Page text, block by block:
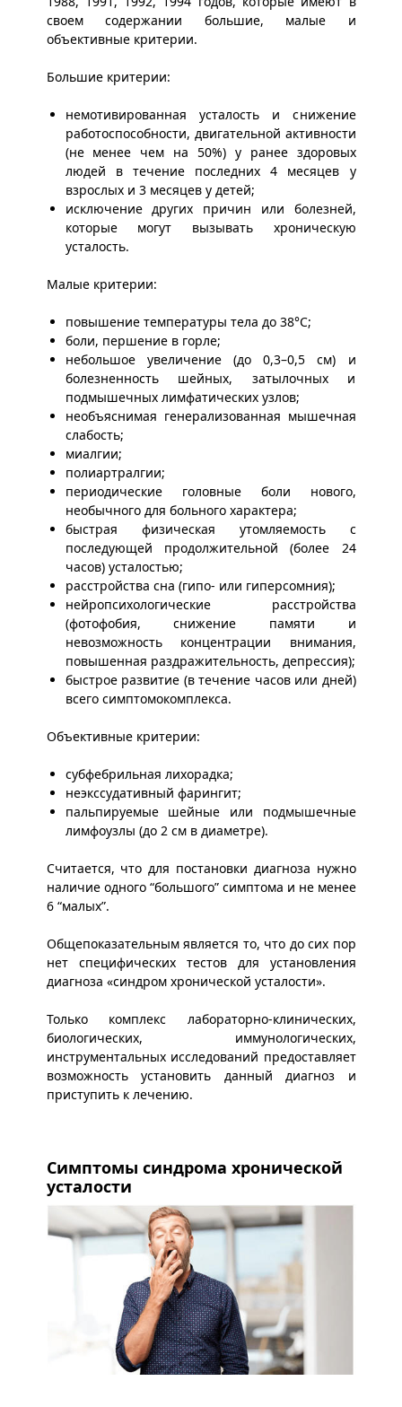
своем содержании большие, малые и
объективные критерии.
Большие критерии:
немотивированная усталость и снижение
работоспособности, двигательной активности
(не менее чем на 50%) у ранее здоровых
людей в течение последних 4 месяцев у
взрослых и 3 месяцев у детей;
исключение других причин или болезней,
которые могут вызывать хроническую
усталость.
Малые критерии:
повышение температуры тела до 38°С;
боли, першение в горле;
небольшое увеличение (до 0,3–0,5 см) и
болезненность шейных, затылочных и
подмышечных лимфатических узлов;
необъяснимая генерализованная мышечная
слабость;
миалгии;
полиартралгии;
периодические головные боли нового,
необычного для больного характера;
быстрая физическая утомляемость с
последующей продолжительной (более 24
часов) усталостью;
расстройства сна (гипо- или гиперсомния);
нейропсихологические расстройства
(фотофобия, снижение памяти и
невозможность концентрации внимания,
повышенная раздражительность, депрессия);
быстрое развитие (в течение часов или дней)
всего симптомокомплекса.
Объективные критерии:
субфебрильная лихорадка;
неэкссудативный фарингит;
пальпируемые шейные или подмышечные
лимфоузлы (до 2 см в диаметре).
Считается, что для постановки диагноза нужно
наличие одного “большого” симптома и не менее
6 “малых”.
Общепоказательным является то, что до сих пор
нет специфических тестов для установления
диагноза «синдром хронической усталости».
Только комплекс лабораторно-клинических,
биологических, иммунологических,
инструментальных исследований предоставляет
возможность установить данный диагноз и
приступить к лечению.
Симптомы синдрома хронической
усталости